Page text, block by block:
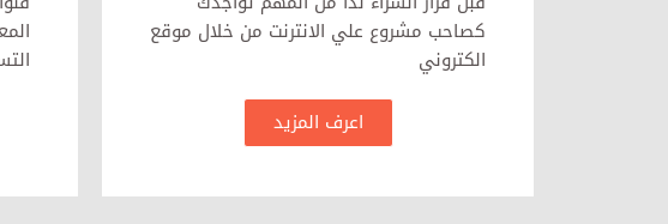
كصاحب مشروع علي الانترنت من خلال موقع
الكتروني
اعرف المزيد